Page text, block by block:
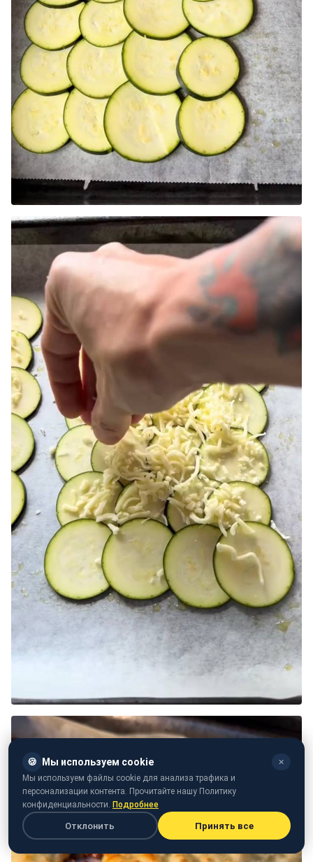
🍪 Мы используем cookie ✕
Мы используем файлы cookie для анализа трафика и
персонализации контента. Прочитайте нашу Политику
конфиденциальности. Подробнее
Отклонить Принять все